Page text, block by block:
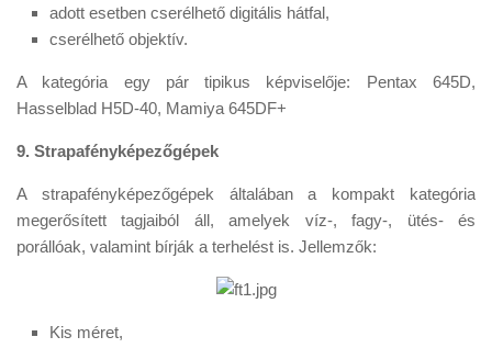
adott esetben cserélhető digitális hátfal,
cserélhető objektív.
A kategória egy pár tipikus képviselője: Pentax 645D,
Hasselblad H5D-40, Mamiya 645DF+
9. Strapafényképezőgépek
A strapafényképezőgépek általában a kompakt kategória
megerősített tagjaiból áll, amelyek víz-, fagy-, ütés- és
porállóak, valamint bírják a terhelést is. Jellemzők:
Kis méret,